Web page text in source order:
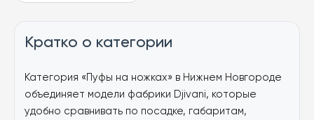
Кратко о категории
Категория «Пуфы на ножках» в Нижнем Новгороде
объединяет модели фабрики Djivani, которые
удобно сравнивать по посадке, габаритам,